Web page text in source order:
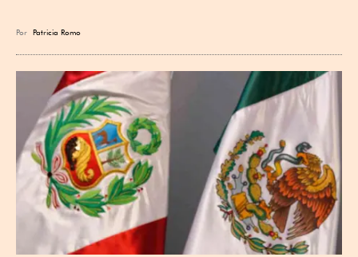
Por Patricia Romo